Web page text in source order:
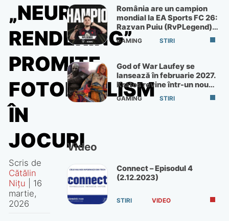
„NEURAL
RENDERING”
PROMITE
FOTOREALISM
ÎN
JOCURI
Scris de
Cătălin
Nițu
16
martie,
2026
România are un campion
mondial la EA Sports FC 26:
Razvan Puiu (RvPLegend)
câștigă turneul de la Paris
GAMING STIRI
God of War Laufey se
lansează în februarie 2027.
Kratos revine într-un nou
God of War
GAMING STIRI
Video
Connect – Episodul 4
(2.12.2023)
STIRI VIDEO